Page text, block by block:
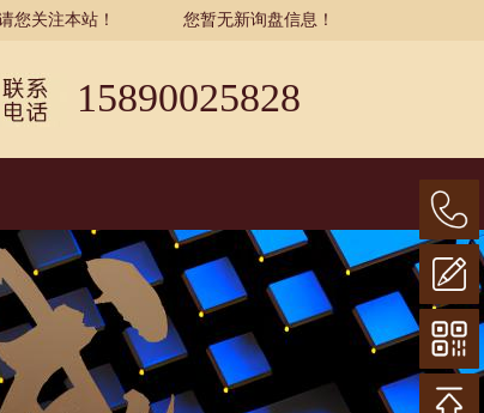
您关注本站！ 您暂无新询盘信息！
15890025828